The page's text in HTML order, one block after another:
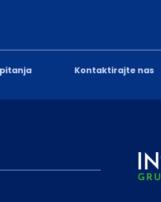
Kontaktirajte nas